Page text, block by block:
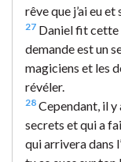
rêve que j’ai eu
27 Daniel fit cette
demande est un
magiciens et les
révéler.
28 Cependant, il y
secrets et qui a
qui arrivera dans